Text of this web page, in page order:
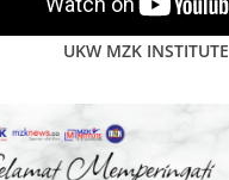
UKW MZK INSTITUTE